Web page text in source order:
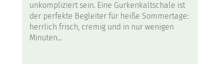
unkompliziert sein. Eine Gurkenkaltschale ist
der perfekte Begleiter für heiße Sommertage:
herrlich frisch, cremig und in nur wenigen
Minuten...